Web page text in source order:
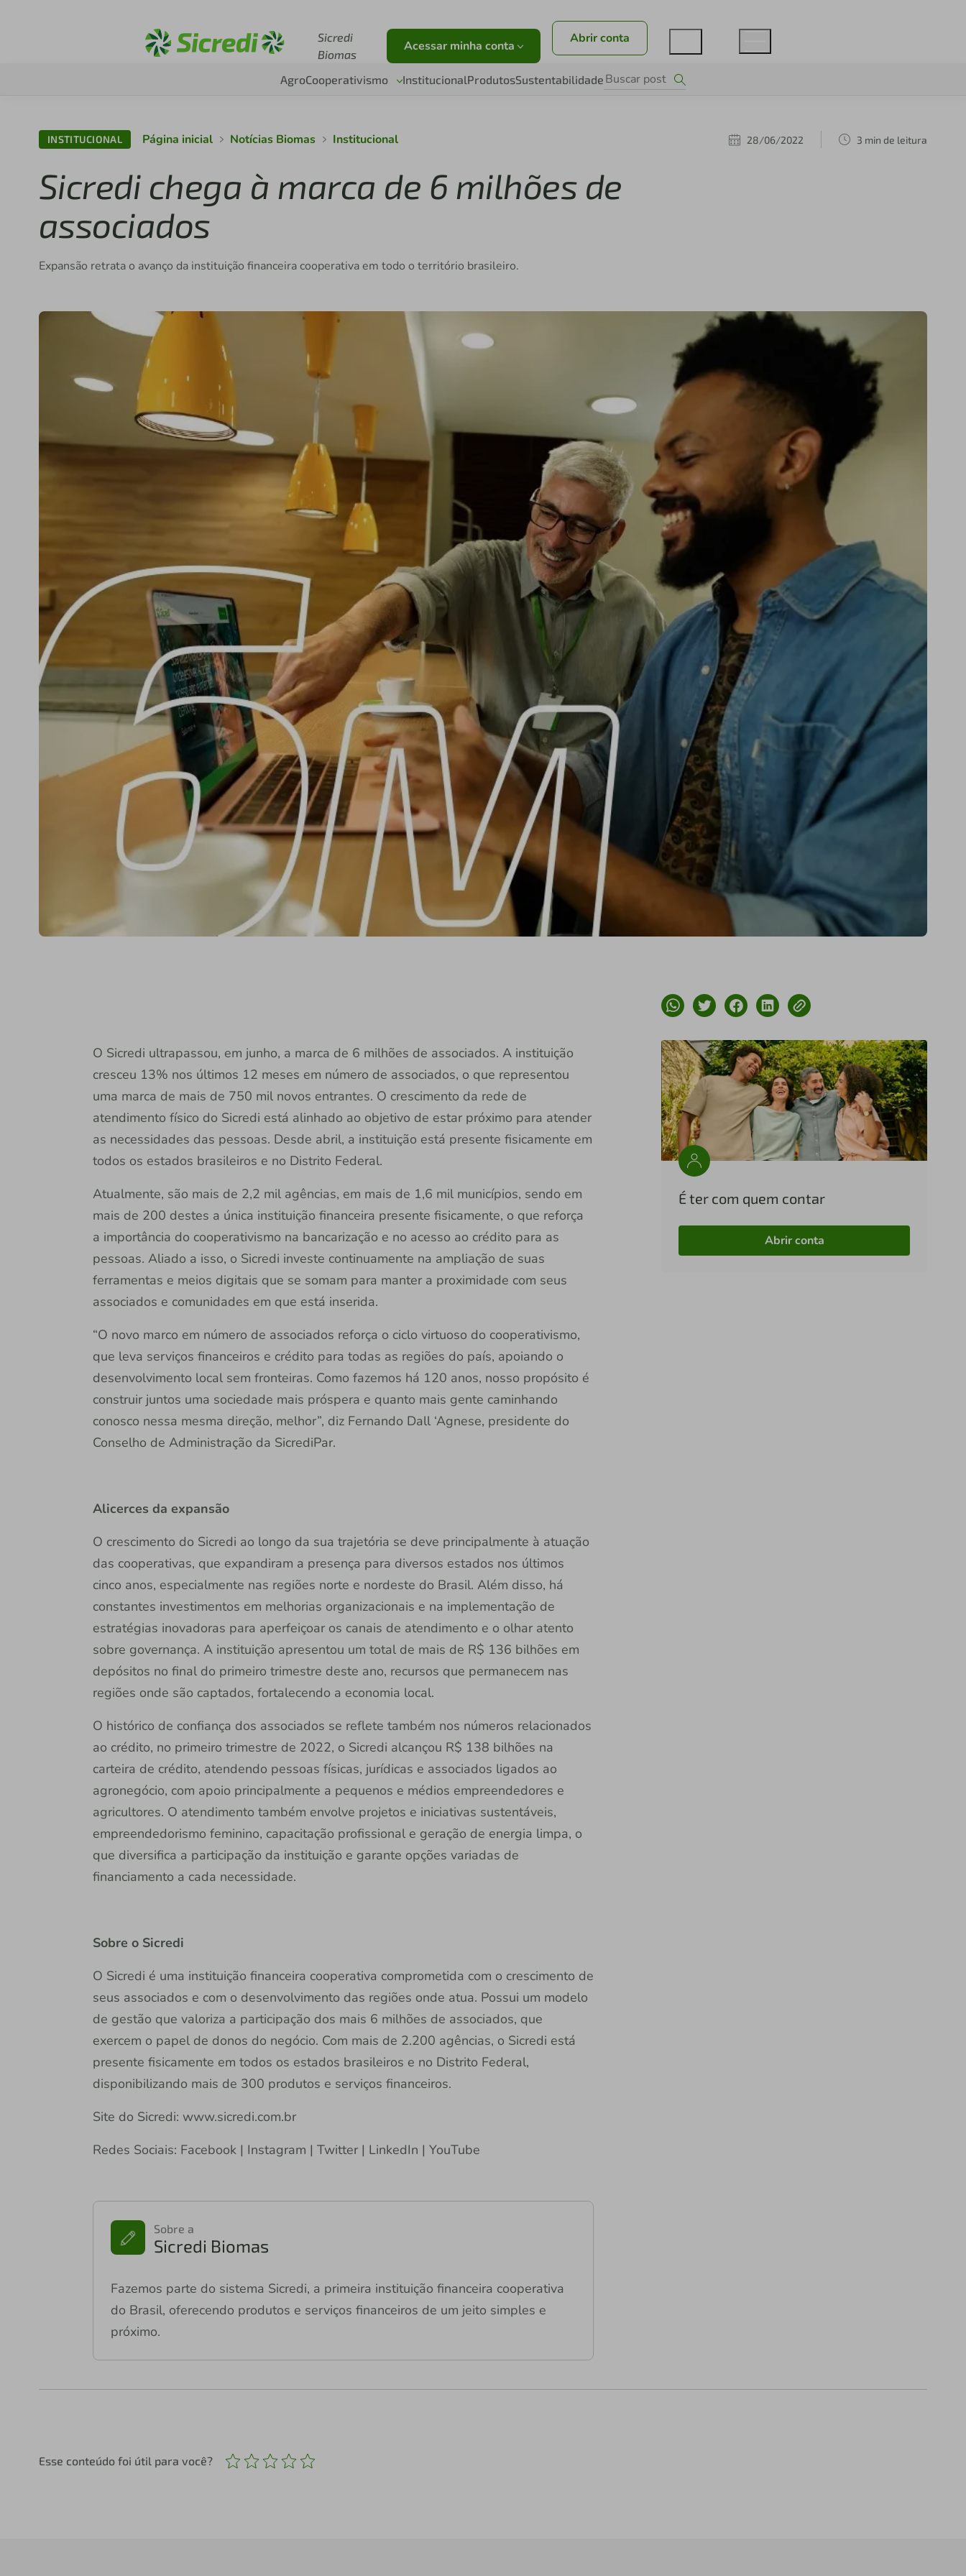
Sicredi
Biomas
Acessar minha conta Abrir conta
AgroCooperativismo InstitucionalProdutosSustentabilidade
INSTITUCIONAL Página inicial Notícias Biomas Institucional 28/06/2022 3 min de leitura
Sicredi chega à marca de 6 milhões de
associados
Expansão retrata o avanço da instituição financeira cooperativa em todo o território brasileiro.
O Sicredi ultrapassou, em junho, a marca de 6 milhões de associados. A instituição
cresceu 13% nos últimos 12 meses em número de associados, o que representou
uma marca de mais de 750 mil novos entrantes. O crescimento da rede de
atendimento físico do Sicredi está alinhado ao objetivo de estar próximo para atender
as necessidades das pessoas. Desde abril, a instituição está presente fisicamente em
todos os estados brasileiros e no Distrito Federal.
Atualmente, são mais de 2,2 mil agências, em mais de 1,6 mil municípios, sendo em
mais de 200 destes a única instituição financeira presente fisicamente, o que reforça
a importância do cooperativismo na bancarização e no acesso ao crédito para as
pessoas. Aliado a isso, o Sicredi investe continuamente na ampliação de suas
ferramentas e meios digitais que se somam para manter a proximidade com seus
associados e comunidades em que está inserida.
“O novo marco em número de associados reforça o ciclo virtuoso do cooperativismo,
que leva serviços financeiros e crédito para todas as regiões do país, apoiando o
desenvolvimento local sem fronteiras. Como fazemos há 120 anos, nosso propósito é
construir juntos uma sociedade mais próspera e quanto mais gente caminhando
conosco nessa mesma direção, melhor”, diz Fernando Dall ‘Agnese, presidente do
Conselho de Administração da SicrediPar.
Alicerces da expansão
O crescimento do Sicredi ao longo da sua trajetória se deve principalmente à atuação
das cooperativas, que expandiram a presença para diversos estados nos últimos
cinco anos, especialmente nas regiões norte e nordeste do Brasil. Além disso, há
constantes investimentos em melhorias organizacionais e na implementação de
estratégias inovadoras para aperfeiçoar os canais de atendimento e o olhar atento
sobre governança. A instituição apresentou um total de mais de R$ 136 bilhões em
depósitos no final do primeiro trimestre deste ano, recursos que permanecem nas
regiões onde são captados, fortalecendo a economia local.
O histórico de confiança dos associados se reflete também nos números relacionados
ao crédito, no primeiro trimestre de 2022, o Sicredi alcançou R$ 138 bilhões na
carteira de crédito, atendendo pessoas físicas, jurídicas e associados ligados ao
agronegócio, com apoio principalmente a pequenos e médios empreendedores e
agricultores. O atendimento também envolve projetos e iniciativas sustentáveis,
empreendedorismo feminino, capacitação profissional e geração de energia limpa, o
que diversifica a participação da instituição e garante opções variadas de
financiamento a cada necessidade.
Sobre o Sicredi
O Sicredi é uma instituição financeira cooperativa comprometida com o crescimento de
seus associados e com o desenvolvimento das regiões onde atua. Possui um modelo
de gestão que valoriza a participação dos mais 6 milhões de associados, que
exercem o papel de donos do negócio. Com mais de 2.200 agências, o Sicredi está
presente fisicamente em todos os estados brasileiros e no Distrito Federal,
disponibilizando mais de 300 produtos e serviços financeiros.
Site do Sicredi: www.sicredi.com.br
Redes Sociais: Facebook | Instagram | Twitter | LinkedIn | YouTube
Sobre a
Sicredi Biomas
Fazemos parte do sistema Sicredi, a primeira instituição financeira cooperativa
do Brasil, oferecendo produtos e serviços financeiros de um jeito simples e
próximo.
É ter com quem contar
Abrir conta
Esse conteúdo foi útil para você?